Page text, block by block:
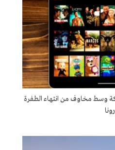
وسط مخاوف من انتهاء الطفرة